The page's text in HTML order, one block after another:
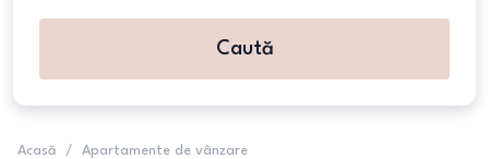
Caută
Acasă / Apartamente de vânzare